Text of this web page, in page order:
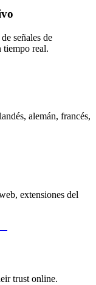
señales de
tiempo real.
alemán, francés,
extensiones del
trust online.